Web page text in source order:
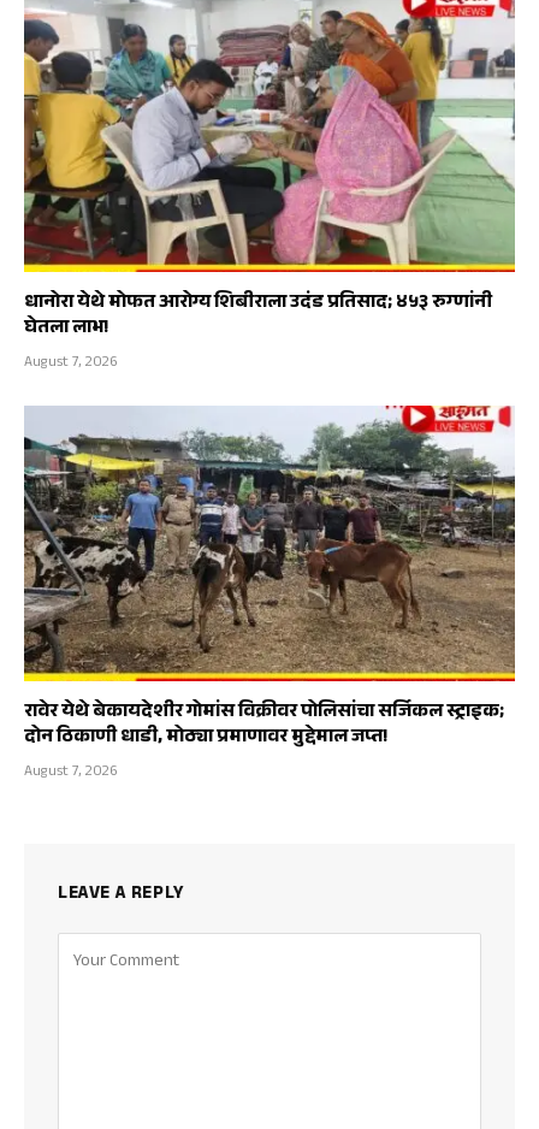
धानोरा येथे मोफत आरोग्य शिबीराला उदंड प्रतिसाद; ४५३ रुग्णांनी
घेतला लाभ!
August 7, 2026
रावेर येथे बेकायदेशीर गोमांस विक्रीवर पोलिसांचा सर्जिकल स्ट्राइक;
दोन ठिकाणी धाडी, मोठ्या प्रमाणावर मुद्देमाल जप्त!
August 7, 2026
LEAVE A REPLY